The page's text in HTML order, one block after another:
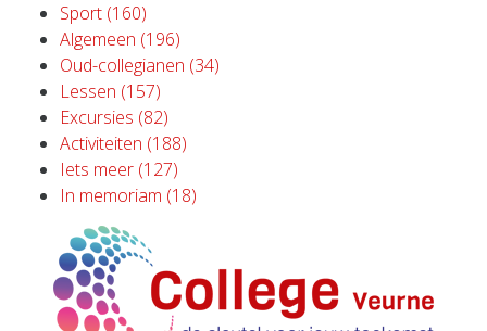
Sport (160)
Algemeen (196)
Oud-collegianen (34)
Lessen (157)
Excursies (82)
Activiteiten (188)
Iets meer (127)
In memoriam (18)